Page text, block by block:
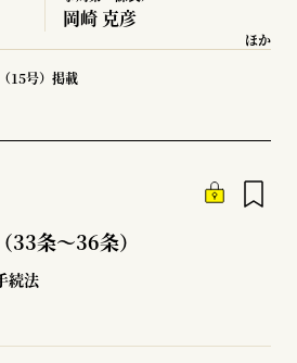
岡崎 克彦
ほか
15号）掲載
33条～36条）
続法